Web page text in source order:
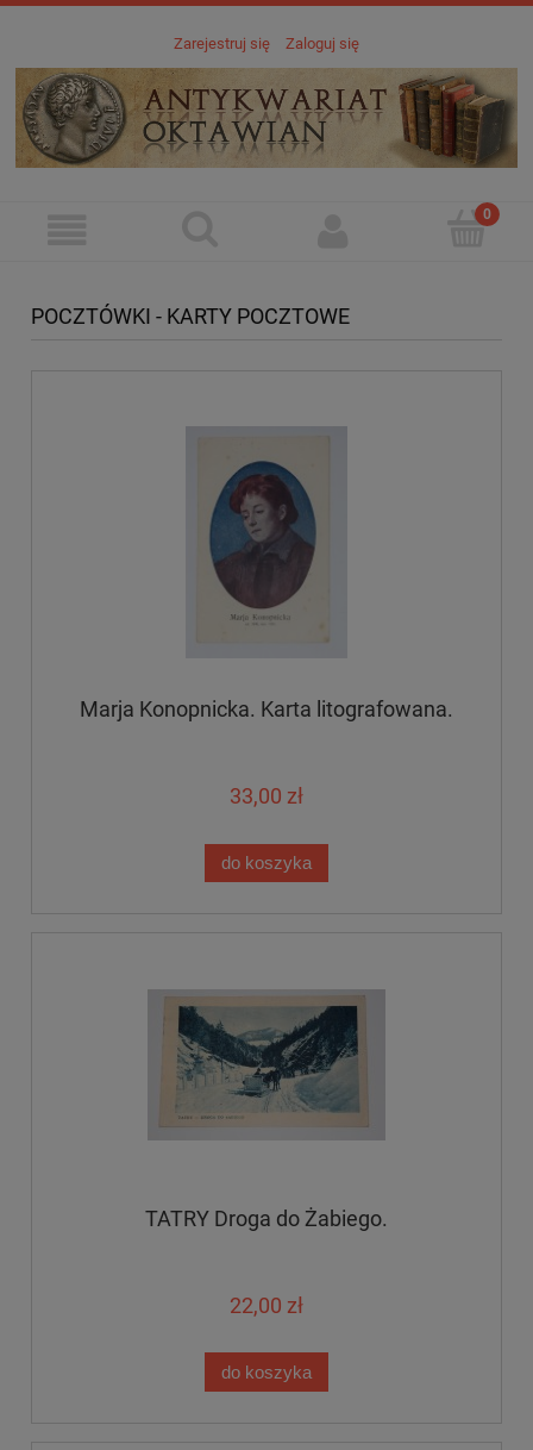
Zarejestruj się Zaloguj się
POCZTÓWKI - KARTY POCZTOWE
Marja Konopnicka. Karta litografowana.
33,00 zł
do koszyka
TATRY Droga do Żabiego.
22,00 zł
do koszyka